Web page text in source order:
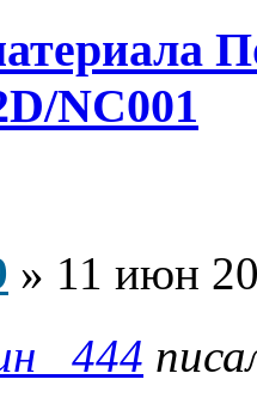
NC001
» 11 июн
_444